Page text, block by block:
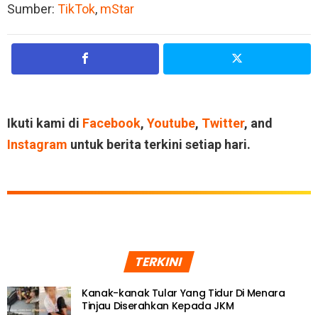
Sumber: TikTok, mStar
Ikuti kami di Facebook, Youtube, Twitter, and
Instagram untuk berita terkini setiap hari.
TERKINI
Kanak-kanak Tular Yang Tidur Di Menara
Tinjau Diserahkan Kepada JKM